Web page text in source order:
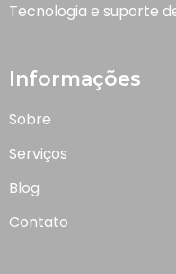
Tecnologia e suporte
Informações
Sobre
Serviços
Blog
Contato